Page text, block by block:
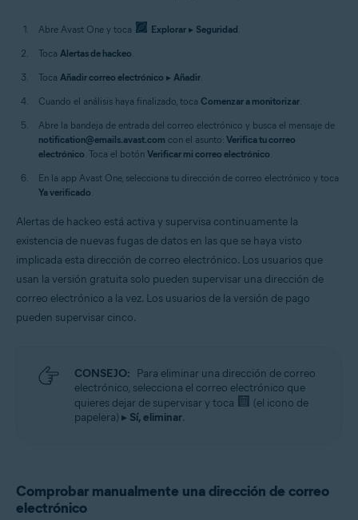
Abre Avast One y toca Explorar ▸ Seguridad.
Toca Alertas de hackeo.
Toca Añadir correo electrónico ▸ Añadir.
Cuando el análisis haya finalizado, toca Comenzar a monitorizar.
Abre la bandeja de entrada del correo electrónico y busca el mensaje de
notification@emails.avast.com con el asunto: Verifica tu correo
electrónico. Toca el botón Verificar mi correo electrónico.
En la app Avast One, selecciona tu dirección de correo electrónico y toca
Ya verificado.
Alertas de hackeo está activa y supervisa continuamente la
existencia de nuevas fugas de datos en las que se haya visto
implicada esta dirección de correo electrónico. Los usuarios que
usan la versión gratuita solo pueden supervisar una dirección de
correo electrónico a la vez. Los usuarios de la versión de pago
pueden supervisar cinco.
CONSEJO: Para eliminar una dirección de correo
electrónico, selecciona el correo electrónico que
quieres dejar de supervisar y toca
(el icono de
papelera) ▸ Sí, eliminar.
Comprobar manualmente una dirección de correo
electrónico